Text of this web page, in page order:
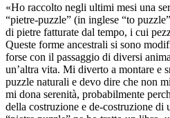
«Ho raccolto negli ultimi mesi una
“pietre-puzzle” (in inglese “to
di pietre fatturate dal tempo, i cui
Queste forme ancestrali si sono
forse con il passaggio di diversi
un’altra vita. Mi diverto a montare e
puzzle naturali e devo dire che non
mi dona serenità, probabilmente
della costruzione e de-costruzione di